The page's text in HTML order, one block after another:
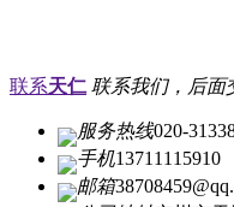
联系天仁 联系我们，后面
服务热线020-
手机13711115910
邮箱